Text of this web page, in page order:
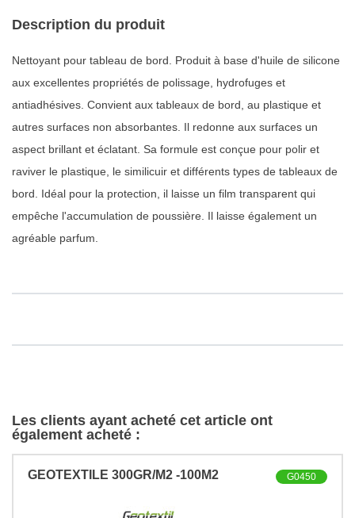
Description du produit
Nettoyant pour tableau de bord. Produit à base d'huile de silicone
aux excellentes propriétés de polissage, hydrofuges et
antiadhésives. Convient aux tableaux de bord, au plastique et
autres surfaces non absorbantes. Il redonne aux surfaces un
aspect brillant et éclatant. Sa formule est conçue pour polir et
raviver le plastique, le similicuir et différents types de tableaux de
bord. Idéal pour la protection, il laisse un film transparent qui
empêche l'accumulation de poussière. Il laisse également un
agréable parfum.
Les clients ayant acheté cet article ont
également acheté :
GEOTEXTILE 300GR/M2 -100M2 G0450